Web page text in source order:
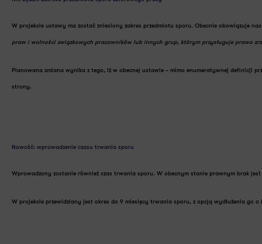
W projekcie ustawy ma zostać zniesiony zakres przedmiotu sporu. Obecnie obowiązuje
praw i wolności związkowych pracowników lub innych grup, którym przysługuje prawo
Planowana zmiana wynika z tego, iż w obecnej ustawie – mimo enumeratywnej definicji
strony.
Nowość: wprowadzenie czasu trwania sporu
Wprowadzony zostanie również czas trwania sporu. W obecnym stanie prawnym brak
W projekcie przewidziany jest okres do 9 miesięcy trwania sporu, z opcją wydłużenia go